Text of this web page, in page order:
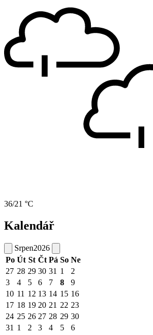
36/21 °C
Kalendář
Srpen2026
Po Út St Čt Pá So Ne
27 28 29 30 31 1
2
3
4 5 6 7 8
9
10 11 12 13 14 15 16
17 18 19 20 21 22 23
24 25 26 27 28 29 30
31 1 2 3 4 5 6